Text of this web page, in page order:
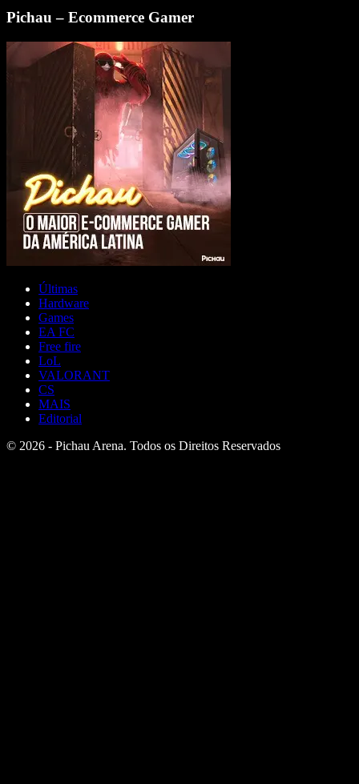
Pichau – Ecommerce Gamer
Últimas
Hardware
Games
EA FC
Free fire
LoL
VALORANT
CS
MAIS
Editorial
© 2026 - Pichau Arena. Todos os Direitos Reservados